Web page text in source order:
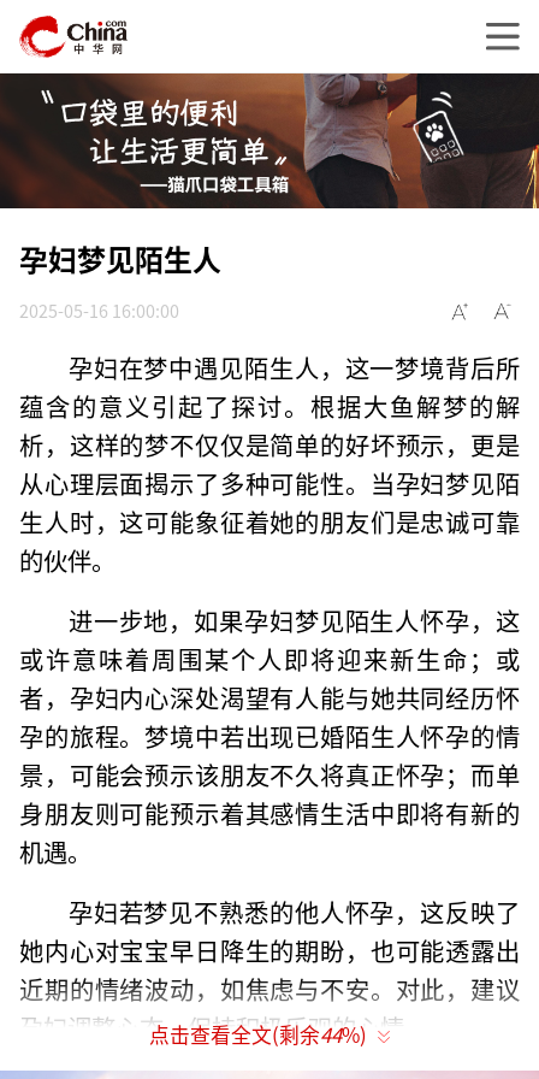
孕妇梦见陌生人
2025-05-16 16:00:00
孕妇在梦中遇见陌生人，这一梦境背后所
蕴含的意义引起了探讨。根据大鱼解梦的解
析，这样的梦不仅仅是简单的好坏预示，更是
从心理层面揭示了多种可能性。当孕妇梦见陌
生人时，这可能象征着她的朋友们是忠诚可靠
的伙伴。
进一步地，如果孕妇梦见陌生人怀孕，这
或许意味着周围某个人即将迎来新生命；或
者，孕妇内心深处渴望有人能与她共同经历怀
孕的旅程。梦境中若出现已婚陌生人怀孕的情
景，可能会预示该朋友不久将真正怀孕；而单
身朋友则可能预示着其感情生活中即将有新的
机遇。
孕妇若梦见不熟悉的他人怀孕，这反映了
她内心对宝宝早日降生的期盼，也可能透露出
近期的情绪波动，如焦虑与不安。对此，建议
孕妇调整心态，保持积极乐观的心情。
点击查看全文(剩余44%)